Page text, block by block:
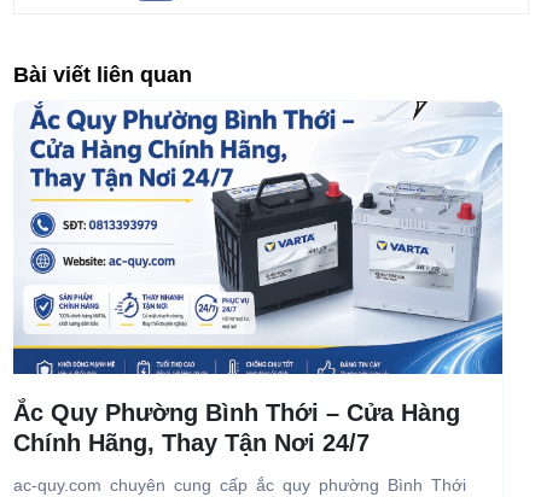
Bài viết liên quan
Ắc Quy Phường Bình Thới – Cửa Hàng
Chính Hãng, Thay Tận Nơi 24/7
ac-quy.com chuyên cung cấp ắc quy phường Bình Thới